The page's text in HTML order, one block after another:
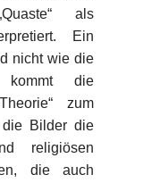
als
Ein
nicht wie die
kommt die
zum
die Bilder die
religiösen
die auch